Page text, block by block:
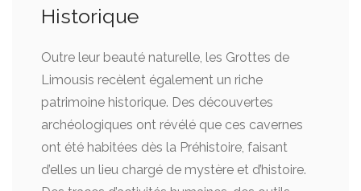
Historique
Outre leur beauté naturelle, les Grottes de
Limousis recèlent également un riche
patrimoine historique. Des découvertes
archéologiques ont révélé que ces cavernes
ont été habitées dès la Préhistoire, faisant
d’elles un lieu chargé de mystère et d’histoire.